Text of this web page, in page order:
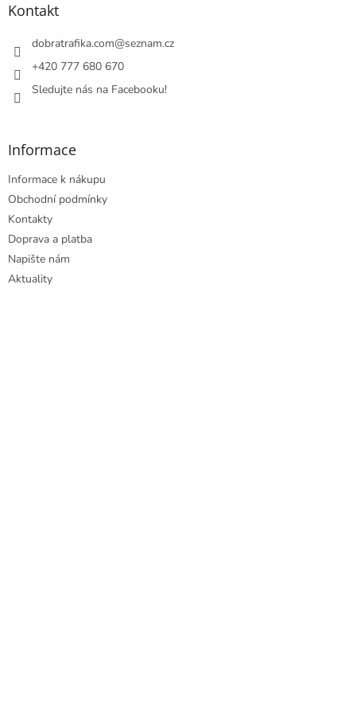
Kontakt
dobratrafika.com@seznam.cz
+420 777 680 670
Sledujte nás na Facebooku!
Informace
Informace k nákupu
Obchodní podmínky
Kontakty
Doprava a platba
Napište nám
Aktuality